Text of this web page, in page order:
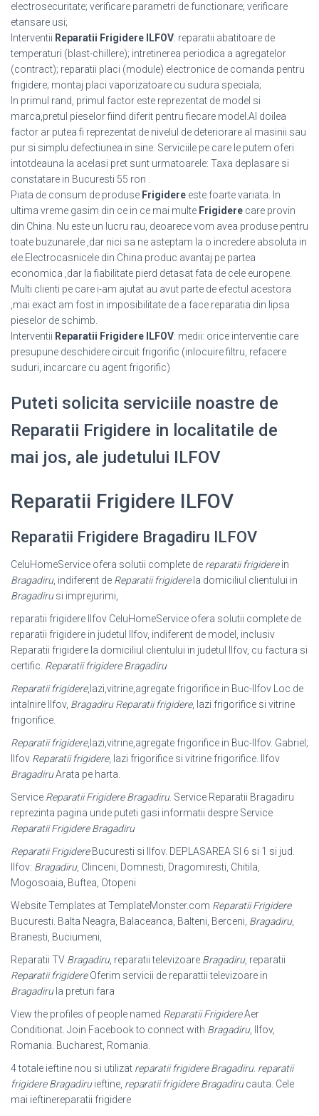
electrosecuritate; verificare parametri de functionare; verificare
etansare usi;
Interventii Reparatii Frigidere ILFOV: reparatii abatitoare de
temperaturi (blast-chillere); intretinerea periodica a agregatelor
(contract); reparatii placi (module) electronice de comanda pentru
frigidere; montaj placi vaporizatoare cu sudura speciala;
In primul rand, primul factor este reprezentat de model si
marca,pretul pieselor fiind diferit pentru fiecare model.Al doilea
factor ar putea fi reprezentat de nivelul de deteriorare al masinii sau
pur si simplu defectiunea in sine. Serviciile pe care le putem oferi
intotdeauna la acelasi pret sunt urmatoarele: Taxa deplasare si
constatare in Bucuresti 55 ron .
Piata de consum de produse Frigidere este foarte variata. In
ultima vreme gasim din ce in ce mai multe Frigidere care provin
din China. Nu este un lucru rau, deoarece vom avea produse pentru
toate buzunarele ,dar nici sa ne asteptam la o incredere absoluta in
ele.Electrocasnicele din China produc avantaj pe partea
economica ,dar la fiabilitate pierd detasat fata de cele europene.
Multi clienti pe care i-am ajutat au avut parte de efectul acestora
,mai exact am fost in imposibilitate de a face reparatia din lipsa
pieselor de schimb.
Interventii Reparatii Frigidere ILFOV: medii: orice interventie care
presupune deschidere circuit frigorific (inlocuire filtru, refacere
suduri, incarcare cu agent frigorific)
Puteti solicita serviciile noastre de
Reparatii Frigidere in localitatile de
mai jos, ale judetului ILFOV
Reparatii Frigidere ILFOV
Reparatii Frigidere Bragadiru ILFOV
CeluHomeService ofera solutii complete de reparatii frigiderein
Bragadiru, indiferent de Reparatii frigiderela domiciliul clientului in
Bragadirusi imprejurimi,
reparatii frigidere Ilfov CeluHomeService ofera solutii complete de
reparatii frigidere in judetul Ilfov, indiferent de model, inclusiv
Reparatii frigidere la domiciliul clientului in judetul Ilfov, cu factura si
certific. Reparatii frigidere Bragadiru
Reparatii frigidere,lazi,vitrine,agregate frigorifice in Buc-Ilfov Loc de
intalnire Ilfov, Bragadiru Reparatii frigidere, lazi frigorifice si vitrine
frigorifice.
Reparatii frigidere,lazi,vitrine,agregate frigorifice in Buc-Ilfov. Gabriel;
Ilfov Reparatii frigidere, lazi frigorifice si vitrine frigorifice. Ilfov
BragadiruArata pe harta.
Service Reparatii Frigidere Bragadiru. Service Reparatii Bragadiru
reprezinta pagina unde puteti gasi informatii despre Service
Reparatii Frigidere Bragadiru
Reparatii FrigidereBucuresti si Ilfov. DEPLASAREA SI 6 si 1 si jud.
Ilfov: Bragadiru, Clinceni, Domnesti, Dragomiresti, Chitila,
Mogosoaia, Buftea, Otopeni
Website Templates at TemplateMonster.com Reparatii Frigidere
Bucuresti. Balta Neagra, Balaceanca, Balteni, Berceni, Bragadiru,
Branesti, Buciumeni,
Reparatii TV Bragadiru, reparatii televizoare Bragadiru, reparatii
Reparatii frigidereOferim servicii de reparattii televizoare in
Bragadirula preturi fara
View the profiles of people named Reparatii FrigidereAer
Conditionat. Join Facebook to connect with Bragadiru, Ilfov,
Romania. Bucharest, Romania.
4 totale ieftine nou si utilizat reparatii frigidere Bragadiru. reparatii
frigidere Bragadiruieftine, reparatii frigidere Bragadirucauta. Cele
mai ieftinereparatii frigidere